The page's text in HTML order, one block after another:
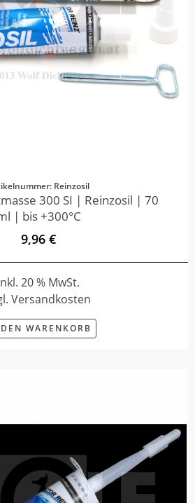
Reinzosil
300 SI | Reinzosil | 70
| bis +300°C
9,96 €
20 % MwSt.
Versandkosten
WARENKORB